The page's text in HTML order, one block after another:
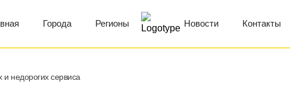
Города Регионы Новости Контакты
и недорогих сервиса